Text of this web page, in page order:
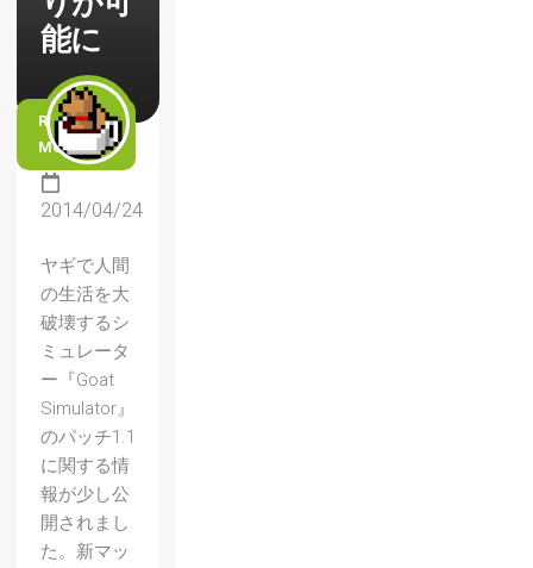
能に
READ
MORE
2014/04/24
ヤギで人間
の生活を大
破壊するシ
ミュレータ
ー『Goat
Simulator』
のパッチ1.1
に関する情
報が少し公
開されまし
た。新マッ